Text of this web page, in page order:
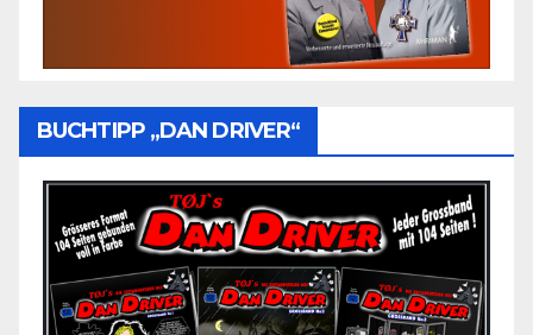
BUCHTIPP „DAN DRIVER“